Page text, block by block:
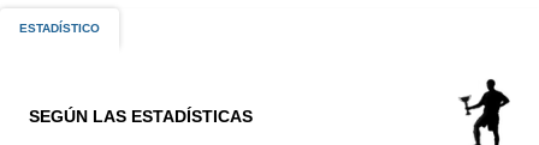
ESTADÍSTICO
SEGÚN LAS ESTADÍSTICAS